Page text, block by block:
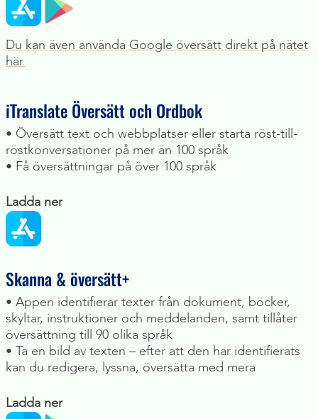
Du kan även använda Google översätt direkt på nätet
här.
iTranslate Översätt och Ordbok
• Översätt text och webbplatser eller starta röst-till-
röstkonversationer på mer än 100 språk
• Få översättningar på över 100 språk
Ladda ner
Skanna & översätt+
• Appen identifierar texter från dokument, böcker,
skyltar, instruktioner och meddelanden, samt tillåter
översättning till 90 olika språk
• Ta en bild av texten – efter att den har identifierats
kan du redigera, lyssna, översätta med mera
Ladda ner